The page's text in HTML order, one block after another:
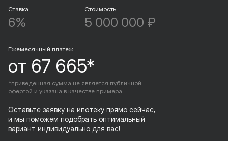
Ставка
6%
Стоимость
5 000 000 ₽
Ежемесячный платеж
от 67 665*
*приведенная сумма не является публичной
офертой и указана в качестве примера
Оставьте заявку на ипотеку прямо сейчас,
и мы поможем подобрать оптимальный
вариант индивидуально для вас!